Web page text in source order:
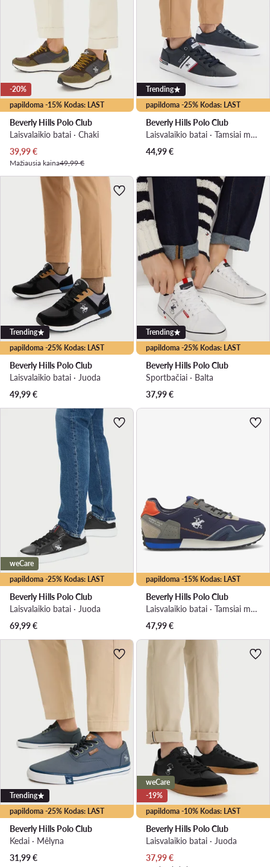
papildoma -15% Kodas: LAST
-20%
Beverly Hills Polo Club
Laisvalaikio batai · Chaki
Dabartinė kaina
39,99€
Mažiausia kaina49,99 €
papildoma -25% Kodas: LAST
Trending
Beverly Hills Polo Club
Laisvalaikio batai · Tamsiai mėlyna
44,99€
papildoma -25% Kodas: LAST
Trending
Beverly Hills Polo Club
Laisvalaikio batai · Juoda
49,99€
papildoma -25% Kodas: LAST
Trending
Beverly Hills Polo Club
Sportbačiai · Balta
37,99€
papildoma -25% Kodas: LAST
weCare
Beverly Hills Polo Club
Laisvalaikio batai · Juoda
69,99€
papildoma -15% Kodas: LAST
Beverly Hills Polo Club
Laisvalaikio batai · Tamsiai mėlyna
47,99€
papildoma -25% Kodas: LAST
Trending
Beverly Hills Polo Club
Kedai · Mėlyna
31,99€
papildoma -10% Kodas: LAST
weCare
-19%
Beverly Hills Polo Club
Laisvalaikio batai · Juoda
Dabartinė kaina
37,99€